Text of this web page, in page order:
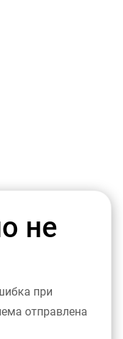
не
при
отправлена